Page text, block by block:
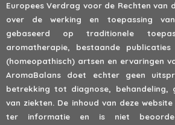
Europees Verdrag voor de Rechten van
over de werking en toepassing
gebaseerd op traditionele
aromatherapie, bestaande
(homeopathisch) artsen en ervaringen
AromaBalans doet echter geen
betrekking tot diagnose, behandeling,
van ziekten. De inhoud van deze
ter informatie en is niet